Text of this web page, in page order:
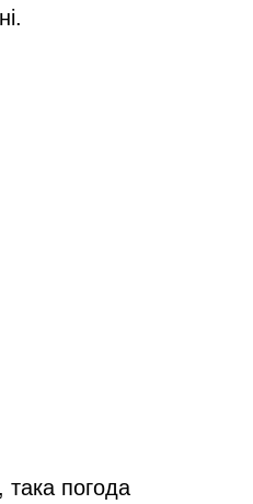
така погода